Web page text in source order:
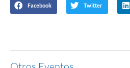
Facebook Twitter